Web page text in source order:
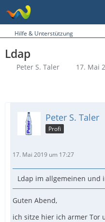
Hilfe & Unterstützung
Ldap
Peter S. Taler 17. Mai
Peter S. Taler
Profi
17. Mai 2019 um 17:27
Ldap im allgemeinen und
Guten Abend,
ich sitze hier ich armer Tor